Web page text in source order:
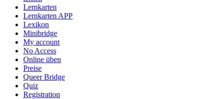
Lernkarten
Lernkarten APP
Lexikon
Minibridge
My account
No Access
Online üben
Preise
Queer Bridge
Quiz
Registration